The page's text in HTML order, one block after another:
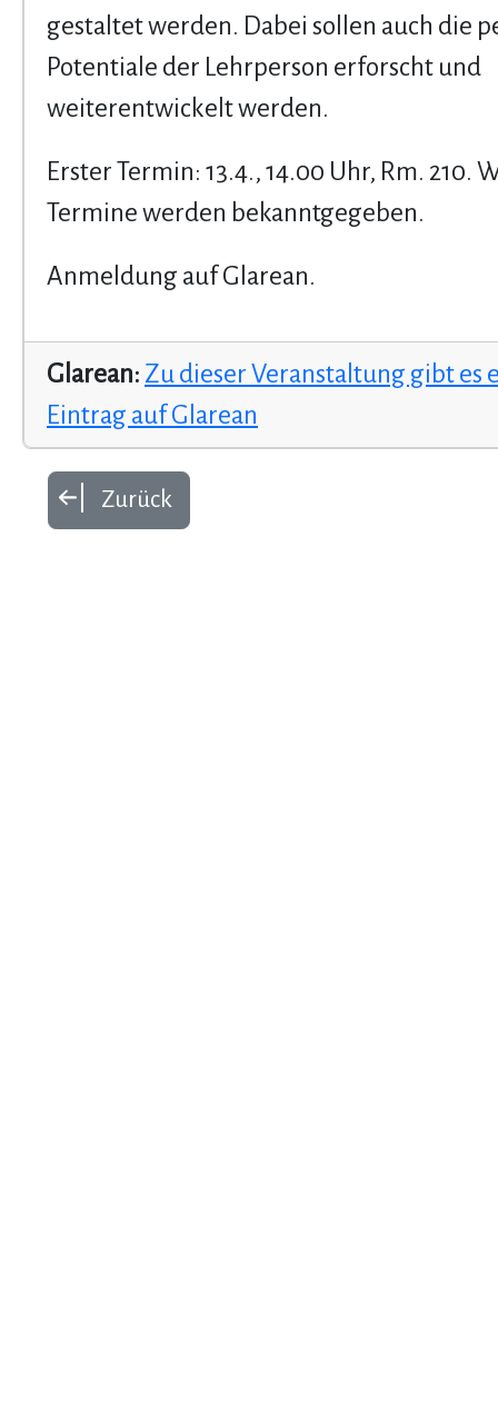
gestaltet werden. Dabei sollen auch die
Potentiale der Lehrperson erforscht und
weiterentwickelt werden.
Erster Termin: 13.4., 14.00 Uhr, Rm. 210.
Termine werden bekanntgegeben.
Anmeldung auf Glarean.
Glarean: Zu dieser Veranstaltung gibt es
Eintrag auf Glarean